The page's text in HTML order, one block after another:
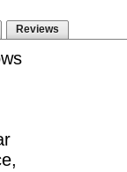
Reviews